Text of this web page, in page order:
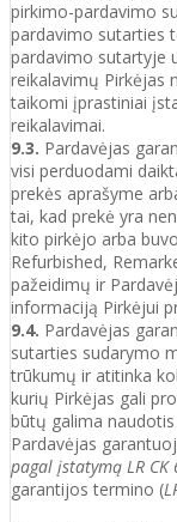
pirkimo-pardavimo
pardavimo sutarties
pardavimo sutartyje
reikalavimų Pirkėjas
taikomi įprastiniai
reikalavimai.
9.3. Pardavėjas
visi perduodami
prekės aprašyme
tai, kad prekė yra
kito pirkėjo arba
Refurbished,
pažeidimų ir
informaciją Pirkėjui
9.4. Pardavėjas
sutarties sudarymo
trūkumų ir atitinka
kurių Pirkėjas gali
būtų galima
Pardavėjas
pagal įstatymą LR
garantijos termino (